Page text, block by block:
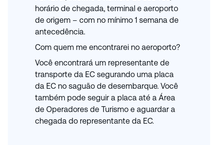
horário de chegada, terminal e aeroporto
de origem – com no mínimo 1 semana de
antecedência.
Com quem me encontrarei no aeroporto?
Você encontrará um representante de
transporte da EC segurando uma placa
da EC no saguão de desembarque. Você
também pode seguir a placa até a Área
de Operadores de Turismo e aguardar a
chegada do representante da EC.